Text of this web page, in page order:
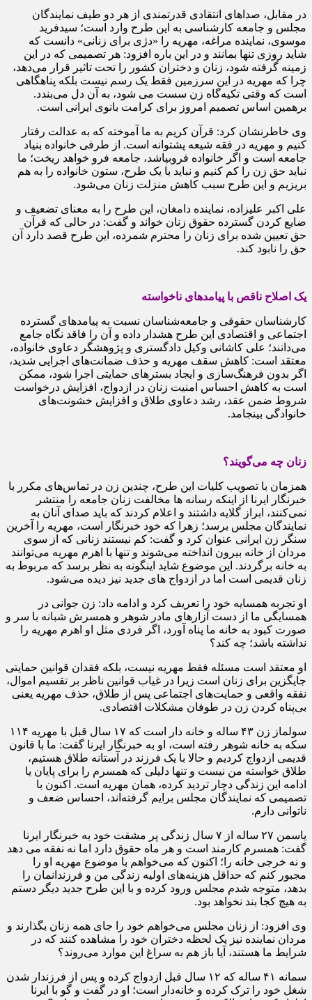
در مقابل، صداهای انتقادی قدرتمندی از هر دو طیف نمایندگان
مجلس و جامعه کارشناسی به این طرح وارد است؛ سیدفرید
موسوی، نماینده مراغه، مهریه را «دژی برای زنانی» دانست که
شاید روزی تنها بمانند و در این باره افزود: هر تصمیمی که در این
زمینه گرفته شود، زنان و دختران کشور را تحت تاثیر قرار می‌دهد،
چرا که مهریه در این سرزمین فقط یک رسم نیست بلکه پناهگاهی
است که وقتی تکیه‌گاه زن سست می شود، به آن دل می‌بندد.
برهمین اساس تصمیم امروز برای کرامت بانوی ایرانی است.
وی خاطرنشان کرد: قرآن کریم به ما آموخته که به عدالت رفتار
کنیم و مهریه در فقه شیعه پشتوانه است. از طرفی خانواده بنیاد
جامعه است و اگر خانواده فروبپاشد، جامعه فرو خواهد ریخت؛ ما
نباید حق زن را کم کنیم و نباید با یک طرح، ستون خانواده را به هم
بریزیم و این طرح سبب کاهش منزلت زنان می‌شود.
علی اکبر علیزاده، نماینده دامغان، این طرح را به معنای تضعیف و
ضایع کردن گسترده حقوق زنان خواند و گفت: در حالی که قرآن
حق تعیین شده برای زنان را محترم شمرده، این طرح قصد دارد آن
حق را نابود کند.
یک اصلاح ناقص با پیامدهای ناخواسته
کارشناسان حقوقی و جامعه‌شناسان نسبت به پیامدهای گسترده
اجتماعی و اقتصادی این طرح هشدار داده و آن را فاقد نگاه جامع
می‌دانند؛ علی کاشانی وکیل دادگستری و پژوهشگر دعاوی خانواده،
معتقد است: کاهش سقف مهریه و حذف ضمانت‌های اجرایی شدید،
اگر بدون فرهنگ‌سازی و ایجاد بسترهای حمایتی اجرا شود، ممکن
است به کاهش احساس امنیت زنان در ازدواج، افزایش درخواست
شروط ضمن عقد، رشد دعاوی طلاق و افزایش خشونت‌های
خانوادگی بینجامد.
زنان چه می‌گویند؟
همزمان با تصویب کلیات این طرح، چندین زن در تماس‌های مکرر با
خبرنگار ایرنا از اینکه رسانه ها مخالفت زنان جامعه را منتشر
نمی‌کنند، ابراز گلایه داشتند و اعلام کردند که باید صدای آنان به
نمایندگان مجلس برسد؛ زهرا که خود خبرنگار است، مهریه را آخرین
سنگر زن ایرانی عنوان کرد و گفت: کم نیستند زنانی که از سوی
مردان از خانه بیرون انداخته می‌شوند و تنها با اهرم مهریه می‌توانند
به خانه برگردند. این موضوع شاید اینگونه به نظر برسد که مربوط به
زنان قدیمی است اما در ازدواج های جدید نیز دیده می‌شود.
او تجربه همسایه خود را تعریف کرد و ادامه داد: زن جوانی در
همسایگی ما از دست آزارهای مادر شوهر و همسرش شبانه با سر و
صورت کبود به خانه ما پناه آورد، اگر فردی مثل او اهرم مهریه را
نداشته باشد؛ چه کند؟
او معتقد است مسئله فقط مهریه نیست، بلکه فقدان قوانین حمایتی
جایگزین برای زنان است زیرا در غیاب قوانین ناظر بر تقسیم اموال،
نفقه واقعی و حمایت‌های اجتماعی پس از طلاق، حذف مهریه یعنی
بی‌پناه کردن زن در طوفان مشکلات اقتصادی.
سولماز زن ۴۳ ساله و خانه دار است که ۱۷ سال قبل با مهریه ۱۱۴
سکه به خانه شوهر رفته است، او به خبرنگار ایرنا گفت: ما با قانون
قدیمی ازدواج کردیم و حالا با یک فرزند در آستانه طلاق هستیم،
طلاق خواسته من نیست و تنها دلیلی که همسرم را برای پایان یا
ادامه این زندگی دچار تردید کرده، همان مهریه است. اکنون با
تصمیمی که نمایندگان مجلس برایم گرفته‌اند، احساس ضعف و
ناتوانی دارم.
یاسمن ۲۷ ساله از ۷ سال زندگی پر مشقت خود به خبرنگار ایرنا
گفت: همسرم کارمند است و هر ماه حقوق دارد اما نه نفقه می دهد
و نه خرجی خانه را؛ اکنون که می‌خواهم با موضوع مهریه او را
مجبور کنم که حداقل هزینه‌های اولیه زندگی من و فرزندانمان را
بدهد، متوجه شدم مجلس ورود کرده و با این طرح جدید دیگر دستم
به هیچ کجا بند نخواهد بود.
وی افزود: از زنان مجلس می‌خواهم خود را جای همه زنان بگذارند و
مردان نماینده نیز یک لحظه دختران خود را مشاهده کنند که در
شرایط ما هستند، آیا باز هم به سراغ این موارد می‌روند؟
سمانه ۴۱ ساله که ۱۲ سال قبل ازدواج کرده و پس از فرزندار شدن
شغل خود را ترک کرده و خانه‌دار است؛ او در گفت و گو با ایرنا